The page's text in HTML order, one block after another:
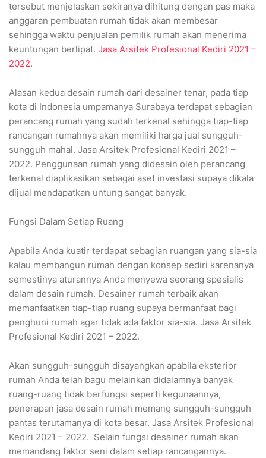
tersebut menjelaskan sekiranya dihitung dengan pas maka
anggaran pembuatan rumah tidak akan membesar
sehingga waktu penjualan pemilik rumah akan menerima
keuntungan berlipat. Jasa Arsitek Profesional Kediri 2021 –
2022.
Alasan kedua desain rumah dari desainer tenar, pada tiap
kota di Indonesia umpamanya Surabaya terdapat sebagian
perancang rumah yang sudah terkenal sehingga tiap-tiap
rancangan rumahnya akan memiliki harga jual sungguh-
sungguh mahal. Jasa Arsitek Profesional Kediri 2021 –
2022. Penggunaan rumah yang didesain oleh perancang
terkenal diaplikasikan sebagai aset investasi supaya dikala
dijual mendapatkan untung sangat banyak.
Fungsi Dalam Setiap Ruang
Apabila Anda kuatir terdapat sebagian ruangan yang sia-sia
kalau membangun rumah dengan konsep sediri karenanya
semestinya aturannya Anda menyewa seorang spesialis
dalam desain rumah. Desainer rumah terbaik akan
memanfaatkan tiap-tiap ruang supaya bermanfaat bagi
penghuni rumah agar tidak ada faktor sia-sia. Jasa Arsitek
Profesional Kediri 2021 – 2022.
Akan sungguh-sungguh disayangkan apabila eksterior
rumah Anda telah bagu melainkan didalamnya banyak
ruang-ruang tidak berfungsi seperti kegunaannya,
penerapan jasa desain rumah memang sungguh-sungguh
pantas terutamanya di kota besar. Jasa Arsitek Profesional
Kediri 2021 – 2022. Selain fungsi desainer rumah akan
memandang faktor seni dalam setiap rancangannya.